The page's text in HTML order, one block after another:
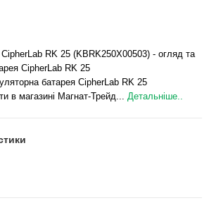
RK 25 (KBRK250X00503) - огляд та
CipherLab RK 25
батарея CipherLab RK 25
в магазині Магнат-Трейд... Детальніше..